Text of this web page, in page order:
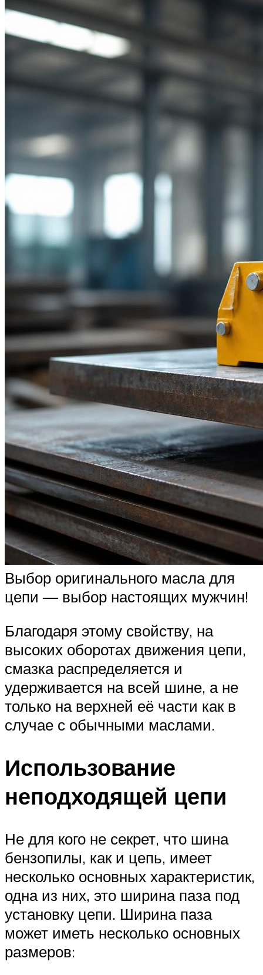
Выбор оригинального масла для
цепи — выбор настоящих мужчин!
Благодаря этому свойству, на
высоких оборотах движения цепи,
смазка распределяется и
удерживается на всей шине, а не
только на верхней её части как в
случае с обычными маслами.
Использование
неподходящей цепи
Не для кого не секрет, что шина
бензопилы, как и цепь, имеет
несколько основных характеристик,
одна из них, это ширина паза под
установку цепи. Ширина паза
может иметь несколько основных
размеров: